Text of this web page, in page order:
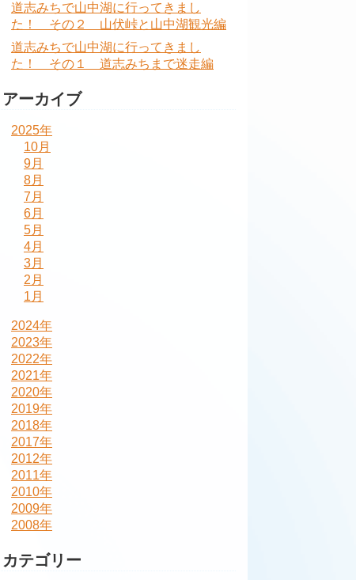
道志みちで山中湖に行ってきまし
た！ その２ 山伏峠と山中湖観光編
道志みちで山中湖に行ってきまし
た！ その１ 道志みちまで迷走編
アーカイブ
2025年
10月
9月
8月
7月
6月
5月
4月
3月
2月
1月
2024年
2023年
2022年
2021年
2020年
2019年
2018年
2017年
2012年
2011年
2010年
2009年
2008年
カテゴリー